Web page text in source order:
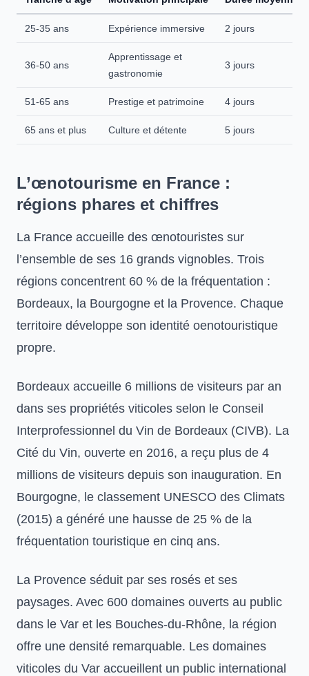
25-35 ans Expérience immersive 2 jours
36-50 ans
Apprentissage et
gastronomie
3 jours
51-65 ans Prestige et patrimoine 4 jours
65 ans et plus Culture et détente 5 jours
L’œnotourisme en France :
régions phares et chiffres
La France accueille des œnotouristes sur
l’ensemble de ses 16 grands vignobles. Trois
régions concentrent 60 % de la fréquentation :
Bordeaux, la Bourgogne et la Provence. Chaque
territoire développe son identité oenotouristique
propre.
Bordeaux accueille 6 millions de visiteurs par an
dans ses propriétés viticoles selon le Conseil
Interprofessionnel du Vin de Bordeaux (CIVB). La
Cité du Vin, ouverte en 2016, a reçu plus de 4
millions de visiteurs depuis son inauguration. En
Bourgogne, le classement UNESCO des Climats
(2015) a généré une hausse de 25 % de la
fréquentation touristique en cinq ans.
La Provence séduit par ses rosés et ses
paysages. Avec 600 domaines ouverts au public
dans le Var et les Bouches-du-Rhône, la région
offre une densité remarquable. Les domaines
viticoles du Var accueillent un public international